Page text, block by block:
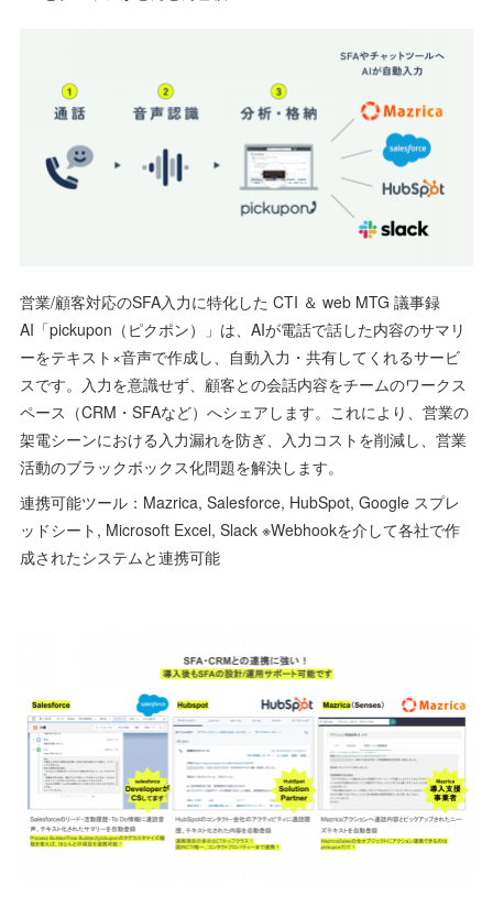
営業/顧客対応のSFA入力に特化した CTI ＆ web MTG 議事録
AI「pickupon（ピクポン）」は、AIが電話で話した内容のサマリ
ーをテキスト×音声で作成し、自動入力・共有してくれるサービ
スです。入力を意識せず、顧客との会話内容をチームのワークス
ペース（CRM・SFAなど）へシェアします。これにより、営業の
架電シーンにおける入力漏れを防ぎ、入力コストを削減し、営業
活動のブラックボックス化問題を解決します。
連携可能ツール：Mazrica, Salesforce, HubSpot, Google スプレ
ッドシート, Microsoft Excel, Slack ※Webhookを介して各社で作
成されたシステムと連携可能